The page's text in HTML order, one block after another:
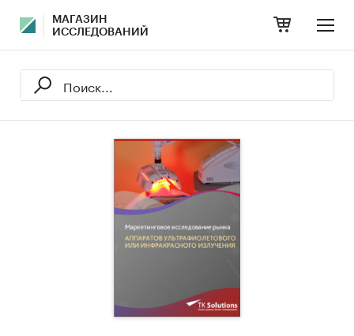
МАГАЗИН
ИССЛЕДОВАНИЙ